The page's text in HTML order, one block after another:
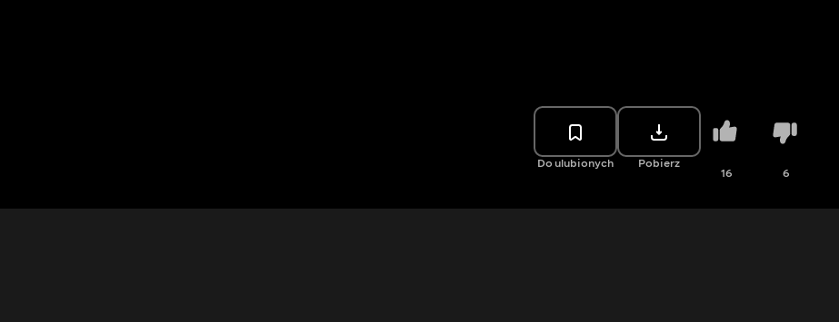
Do ulubionych Pobierz
16 6